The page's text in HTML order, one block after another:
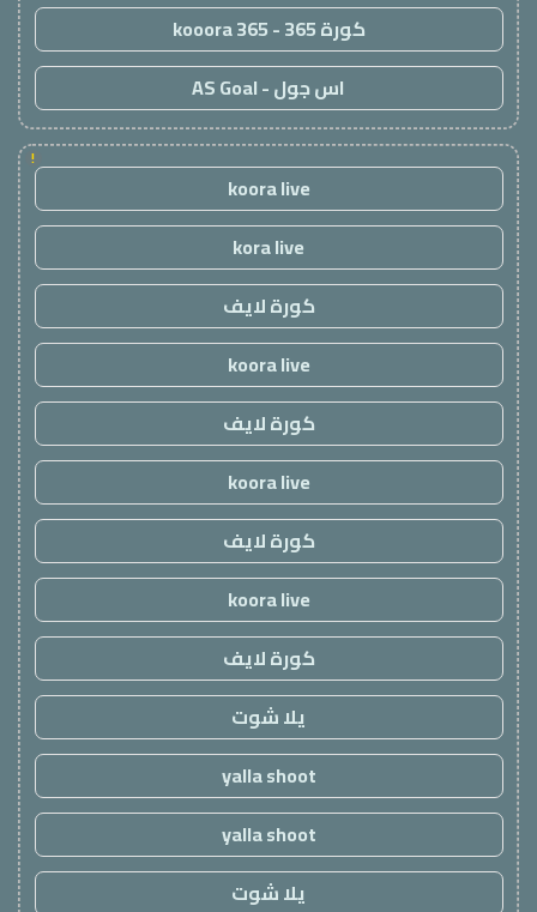
كورة 365 - kooora 365
اس جول - AS Goal
!
koora live
kora live
كورة لايف
koora live
كورة لايف
koora live
كورة لايف
koora live
كورة لايف
يلا شوت
yalla shoot
yalla shoot
يلا شوت